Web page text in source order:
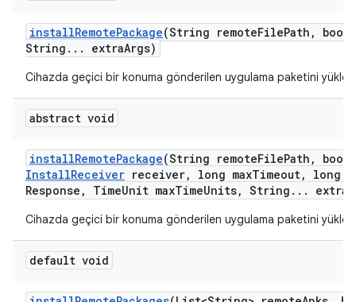
installRemotePackage(String remoteFilePath ,
String . . . extraArgs)
Cihazda geçici bir konuma gönderilen uygulama paketini yükler.
abstract void
installRemotePackage(String remoteFilePath ,
InstallReceiver receiver, long maxTimeout,
long
Response , TimeUnit maxTimeUnits, String . . . extra
Cihazda geçici bir konuma gönderilen uygulama paketini yükler.
default void